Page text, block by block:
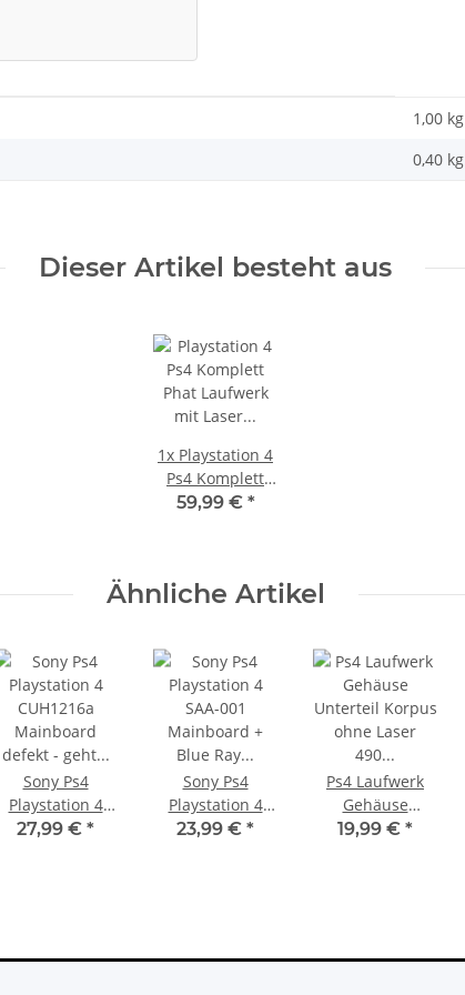
1,00 kg
0,40 kg
Dieser Artikel besteht aus
1x Playstation 4
Ps4 Komplett
Phat Laufwerk
59,99 € *
Ähnliche Artikel
Sony Ps4
Playstation 4
CUH1216a
27,99 € *
Sony Ps4
Playstation 4
SAA-001
23,99 € *
Ps4 Laufwerk
Gehäuse
Unterteil Korpus
19,99 € *